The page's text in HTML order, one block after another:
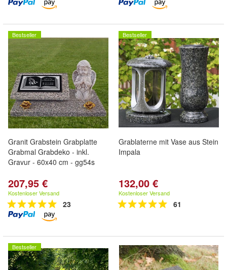
Bestseller
Granit Grabstein Grabplatte
Grabmal Grabdeko - inkl.
Gravur - 60x40 cm - gg54s
207,95 €
Kostenloser Versand
23
Bestseller
Grablaterne mit Vase aus Stein
Impala
132,00 €
Kostenloser Versand
61
Bestseller